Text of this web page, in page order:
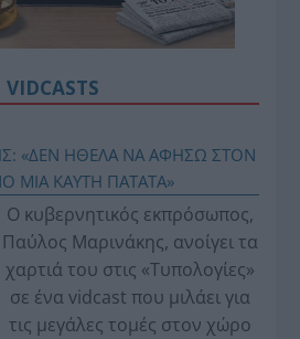
VIDCASTS
«ΔΕΝ ΗΘΕΛΑ ΝΑ ΑΦΗΣΩ ΣΤΟΝ
ΜΙΑ ΚΑΥΤΗ ΠΑΤΑΤΑ»
Ο κυβερνητικός εκπρόσωπος,
Παύλος Μαρινάκης, ανοίγει τα
χαρτιά του στις «Τυπολογίες»
σε ένα vidcast που μιλάει για
τις μεγάλες τομές στον χώρο